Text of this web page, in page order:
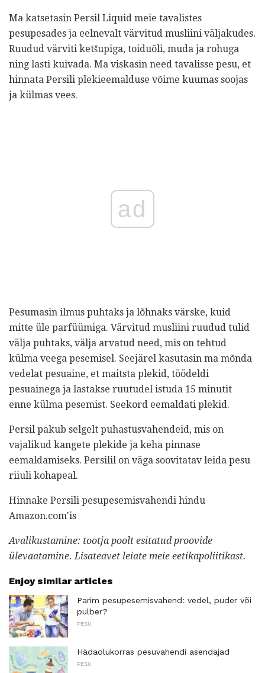
Ma katsetasin Persil Liquid meie tavalistes
pesupesades ja eelnevalt värvitud musliini väljakudes.
Ruudud värviti ketšupiga, toiduõli, muda ja rohuga
ning lasti kuivada. Ma viskasin need tavalisse pesu, et
hinnata Persili plekieemalduse võime kuumas soojas
ja külmas vees.
ad
Pesumasin ilmus puhtaks ja lõhnaks värske, kuid
mitte üle parfüümiga. Värvitud musliini ruudud tulid
välja puhtaks, välja arvatud need, mis on tehtud
külma veega pesemisel. Seejärel kasutasin ma mõnda
vedelat pesuaine, et maitsta plekid, töödeldi
pesuainega ja lastakse ruutudel istuda 15 minutit
enne külma pesemist. Seekord eemaldati plekid.
Persil pakub selgelt puhastusvahendeid, mis on
vajalikud kangete plekide ja keha pinnase
eemaldamiseks. Persilil on väga soovitatav leida pesu
riiuli kohapeal.
Hinnake Persili pesupesemisvahendi hindu
Amazon.com'is
Avalikustamine: tootja poolt esitatud proovide
ülevaatamine. Lisateavet leiate meie eetikapoliitikast.
Enjoy similar articles
Parim pesupesemisvahend: vedel, puder või
pulber?
PESU
Hädaolukorras pesuvahendi asendajad
PESU